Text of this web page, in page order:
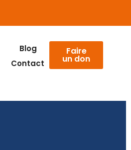
Blog
Contact
Faire
un don